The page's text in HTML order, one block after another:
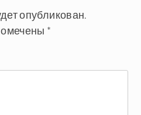
опубликован.
*